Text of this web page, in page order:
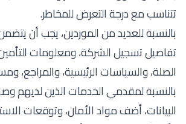
تتناسب مع درجة التعرض للمخاطر.
بالنسبة للعديد من الموردين، يجب أن
تفاصيل تسجيل الشركة، ومعلومات
الصلة، والسياسات الرئيسية، والمراجع،
بالنسبة لمقدمي الخدمات الذين لديهم
البيانات، أضف مواد الأمان، وتوقعات